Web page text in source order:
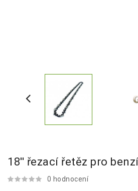
18'' řezací řetěz pro
0 hodnocení